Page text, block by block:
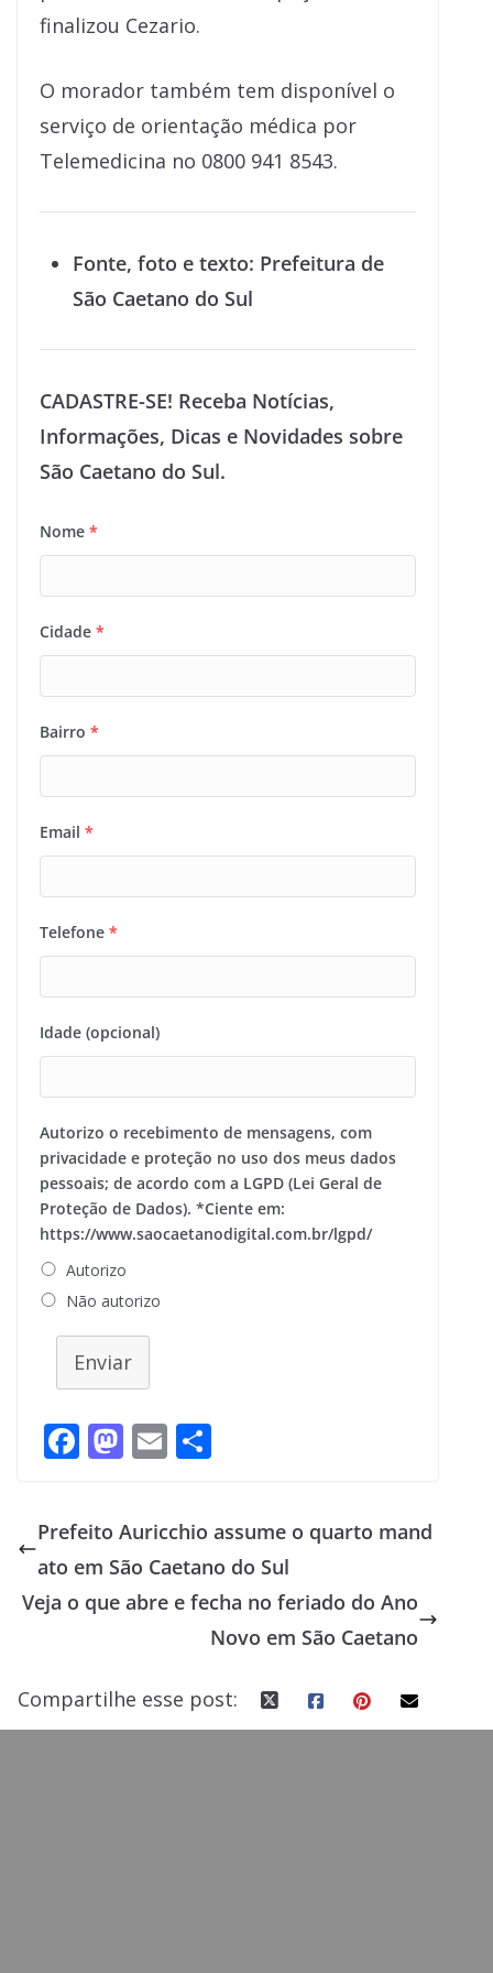
finalizou Cezario.
O morador também tem disponível o
serviço de orientação médica por
Telemedicina no 0800 941 8543.
Fonte, foto e texto: Prefeitura de
São Caetano do Sul
CADASTRE-SE! Receba Notícias,
Informações, Dicas e Novidades sobre
São Caetano do Sul.
Nome *
Cidade *
Bairro *
Email *
Telefone *
Idade (opcional)
Autorizo o recebimento de mensagens, com
privacidade e proteção no uso dos meus dados
pessoais; de acordo com a LGPD (Lei Geral de
Proteção de Dados). *Ciente em:
https://www.saocaetanodigital.com.br/lgpd/
Autorizo
Não autorizo
Enviar
F
ac
b
o
o
M
as
d
o
n
E
m
l e
Prefeito Auricchio assume o quarto mand
ato em São Caetano do Sul
Veja o que abre e fecha no feriado do Ano
Novo em São Caetano
Compartilhe esse post: